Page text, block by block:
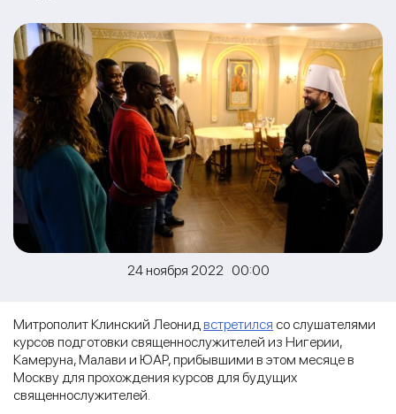
24 ноября 2022 00:00
Митрополит Клинский Леонид встретился со слушателями
курсов подготовки священнослужителей из Нигерии,
Камеруна, Малави и ЮАР, прибывшими в этом месяце в
Москву для прохождения курсов для будущих
священнослужителей.